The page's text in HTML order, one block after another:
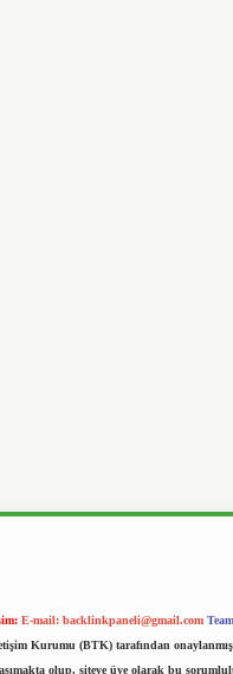
E-mail: backlinkpaneli@gmail.com
Kurumu (BTK) tarafından
olup, siteye üye olarak bu